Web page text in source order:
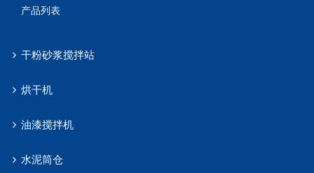
产品列表
干粉砂浆搅拌站
烘干机
油漆搅拌机
水泥筒仓